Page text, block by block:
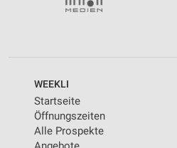
WEEKLI
Startseite
Öffnungszeiten
Alle Prospekte